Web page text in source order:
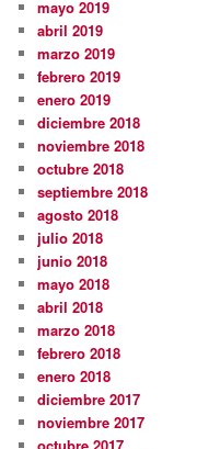
mayo 2019
abril 2019
marzo 2019
febrero 2019
enero 2019
diciembre 2018
noviembre 2018
octubre 2018
septiembre 2018
agosto 2018
julio 2018
junio 2018
mayo 2018
abril 2018
marzo 2018
febrero 2018
enero 2018
diciembre 2017
noviembre 2017